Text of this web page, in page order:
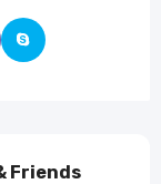
Friends